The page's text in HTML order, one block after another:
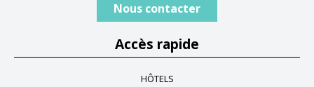
Nous contacter
Accès rapide
HÔTELS